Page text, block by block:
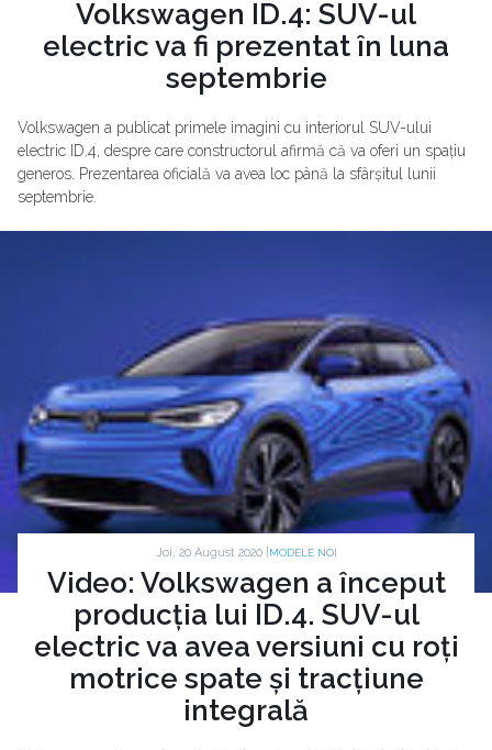
Volkswagen ID.4: SUV-ul
electric va fi prezentat în luna
septembrie
Volkswagen a publicat primele imagini cu interiorul SUV-ului
electric ID.4, despre care constructorul afirmă că va oferi un spațiu
generos. Prezentarea oficială va avea loc până la sfârșitul lunii
septembrie.
Joi, 20 August 2020 | MODELE NOI
Video: Volkswagen a început
producția lui ID.4. SUV-ul
electric va avea versiuni cu roți
motrice spate și tracțiune
integrală